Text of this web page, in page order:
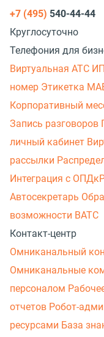
+7 (495) 540-44-44
Круглосуточно
Телефония для
Виртуальная АТС
номер Этикетка
Корпоративный
Запись разговоров
личный кабинет
рассылки
Интеграция с
Автосекретарь
возможности ВАТС
Контакт-центр
Омниканальный
Омниканальные
персоналом
отчетов Робот-
ресурсами База